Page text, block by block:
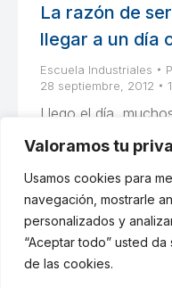
Valoramos tu
Usamos cookies para
navegación, mostrarle
personalizados y
“Aceptar todo” usted
de las cookies.
La razón de
llegar a un día
Escuela Industriales
28 septiembre, 2012
Llego el día,
y muchas
Industriales UPM
orgullosa de una